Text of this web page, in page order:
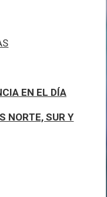
EN EL DÍA
NORTE, SUR Y